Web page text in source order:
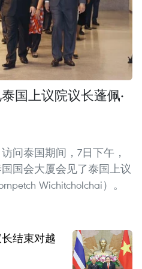
国上议院议长蓬佩·
问泰国期间，7日下午，
国会大厦会见了泰国上议
Wichitcholchai）。
结束对越